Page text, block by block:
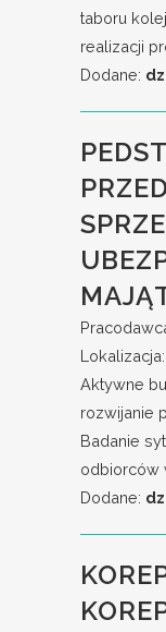
taboru
realizacji
Dodane:
Lokalizacja:
Aktywne
rozwijanie
Badanie
odbiorców
Dodane: